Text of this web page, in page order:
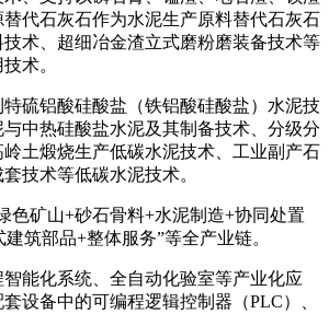
代石灰石作为水泥生产原料替代石灰石
术、超细冶金渣立式磨粉磨装备技术等
术。
铝酸硅酸盐（铁铝酸硅酸盐）水泥技
中热硅酸盐水泥及其制备技术、分级分
土煅烧生产低碳水泥技术、工业副产石
技术等低碳水泥技术。
矿山+砂石骨料+水泥制造+协同处置
筑部品+整体服务”等全产业链。
化系统、全自动化验室等产业化应
设备中的可编程逻辑控制器（PLC）、